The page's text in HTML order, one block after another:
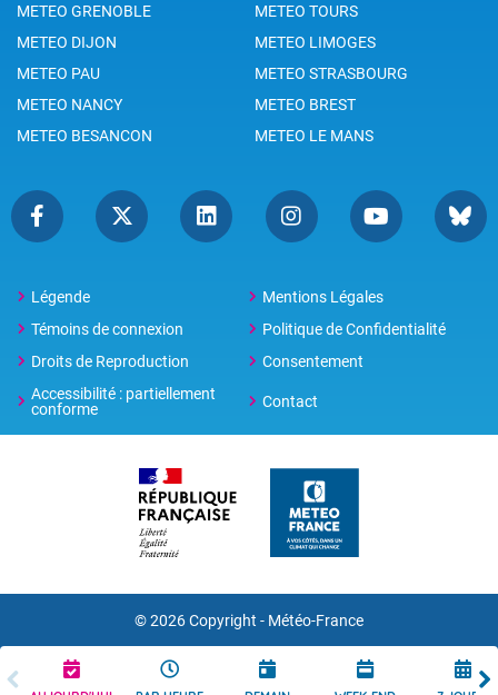
METEO GRENOBLE
METEO TOURS
METEO DIJON
METEO LIMOGES
METEO PAU
METEO STRASBOURG
METEO NANCY
METEO BREST
METEO BESANCON
METEO LE MANS
Légende
Mentions Légales
Témoins de connexion
Politique de Confidentialité
Droits de Reproduction
Consentement
Accessibilité : partiellement
conforme
Contact
© 2026 Copyright - Météo-France